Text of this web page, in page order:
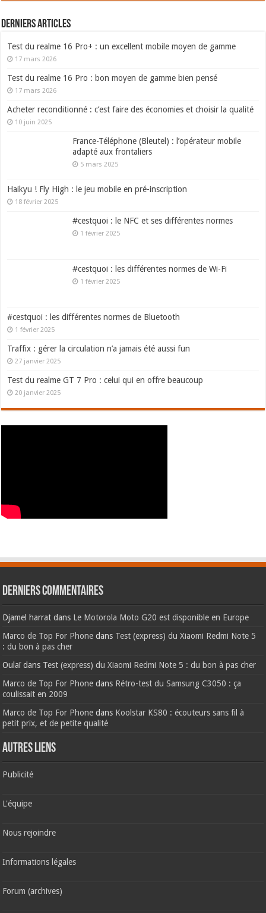
Derniers articles
Test du realme 16 Pro+ : un excellent mobile moyen de gamme
17 mars 2026
Test du realme 16 Pro : bon moyen de gamme bien pensé
17 mars 2026
Acheter reconditionné : c’est faire des économies et choisir la qualité
10 juin 2025
France-Téléphone (Bleutel) : l’opérateur mobile
adapté aux frontaliers
5 mars 2025
Haikyu ! Fly High : le jeu mobile en pré-inscription
18 février 2025
#cestquoi : le NFC et ses différentes normes
1 février 2025
#cestquoi : les différentes normes de Wi-Fi
1 février 2025
#cestquoi : les différentes normes de Bluetooth
1 février 2025
Traffix : gérer la circulation n’a jamais été aussi fun
27 janvier 2025
Test du realme GT 7 Pro : celui qui en offre beaucoup
20 janvier 2025
Derniers commentaires
Djamel harrat dans Le Motorola Moto G20 est disponible en Europe
Marco de Top For Phone dans Test (express) du Xiaomi Redmi Note 5
: du bon à pas cher
Oulaïdans Test (express) du Xiaomi Redmi Note 5 : du bon à pas cher
Marco de Top For Phone dans Rétro-test du Samsung C3050 : ça
coulissait en 2009
Marco de Top For Phone dans Koolstar KS80 : écouteurs sans fil à
petit prix, et de petite qualité
AUTRES LIENS
Publicité
L'équipe
Nous rejoindre
Informations légales
Forum (archives)